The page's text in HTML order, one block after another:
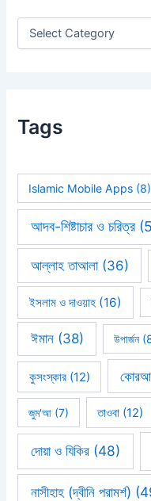
r
Tags
Islamic Mobile Apps (8)
আদব-শিষ্টাচার ও চরিত্র
আল্লাহ তাআলা(36)
ইসলাম ও দাওয়াহ (16)
ঈমান(38) উপার্জন
কুসংস্কার(12)
জুম'আ (7) তাওবা (12)
দোয়া ও যিকির (48)
নাসীহাহ (দ্বীনি পরামর্শ)